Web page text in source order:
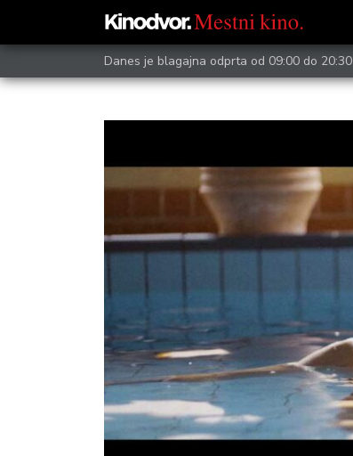
Danes je blagajna odprta od 09:00 do 20:30